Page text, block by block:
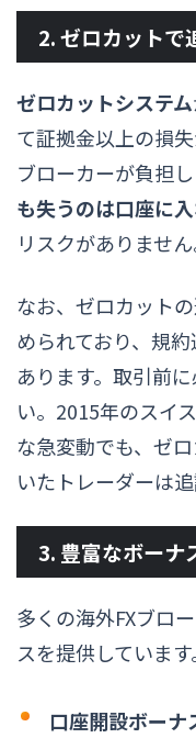
2. ゼロカットで
ゼロカットシステム
て証拠金以上の損
ブローカーが負担し
も失うのは口座に
リスクがありません
なお、ゼロカット
められており、規
あります。取引前
い。2015年のスイ
な急変動でも、ゼ
いたトレーダーは
3. 豊富なボーナ
多くの海外FXブロ
スを提供しています
口座開設ボーナ